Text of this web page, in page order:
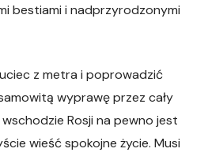
bestiami i nadprzyrodzonymi
z metra i poprowadzić
wyprawę przez cały
Rosji na pewno jest
wieść spokojne życie. Musi